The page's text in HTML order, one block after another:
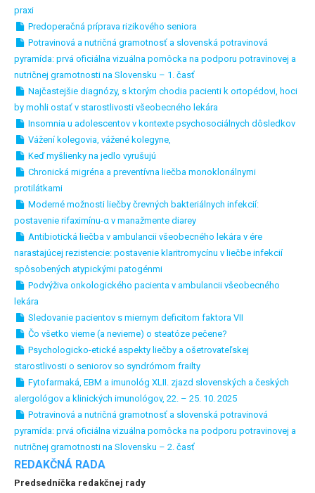
praxi
Predoperačná príprava rizikového seniora
Potravinová a nutričná gramotnosť a slovenská potravinová
pyramída: prvá oficiálna vizuálna pomôcka na podporu potravinovej a
nutričnej gramotnosti na Slovensku – 1. časť
Najčastejšie diagnózy, s ktorým chodia pacienti k ortopédovi, hoci
by mohli ostať v starostlivosti všeobecného lekára
Insomnia u adolescentov v kontexte psychosociálnych dôsledkov
Vážení kolegovia, vážené kolegyne,
Keď myšlienky na jedlo vyrušujú
Chronická migréna a preventívna liečba monoklonálnymi
protilátkami
Moderné možnosti liečby črevných bakteriálnych infekcií:
postavenie rifaximínu-α v manažmente diarey
Antibiotická liečba v ambulancii všeobecného lekára v ére
narastajúcej rezistencie: postavenie klaritromycínu v liečbe infekcií
spôsobených atypickými patogénmi
Podvýživa onkologického pacienta v ambulancii všeobecného
lekára
Sledovanie pacientov s miernym deficitom faktora VII
Čo všetko vieme (a nevieme) o steatóze pečene?
Psychologicko-etické aspekty liečby a ošetrovateľskej
starostlivosti o seniorov so syndrómom frailty
Fytofarmaká, EBM a imunológ XLII. zjazd slovenských a českých
alergológov a klinických imunológov, 22. – 25. 10. 2025
Potravinová a nutričná gramotnosť a slovenská potravinová
pyramída: prvá oficiálna vizuálna pomôcka na podporu potravinovej a
nutričnej gramotnosti na Slovensku – 2. časť
REDAKČNÁ RADA
Predsedníčka redakčnej rady